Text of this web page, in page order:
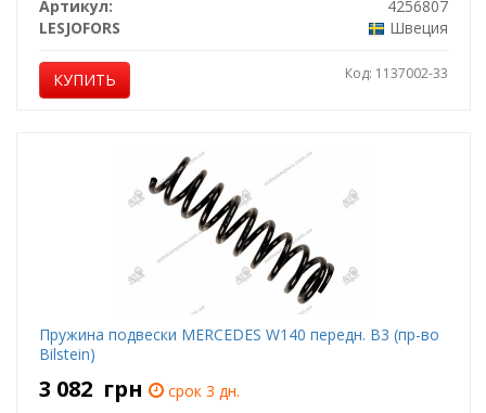
Артикул:
4256807
LESJOFORS
Швеция
КУПИТЬ Код: 1137002-33
Пружина подвески MERCEDES W140 передн. B3 (пр-во
Bilstein)
3 082 грн
срок 3 дн.